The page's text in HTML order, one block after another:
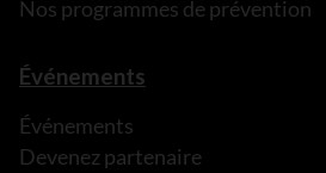
Nos programmes de prévention
Événements
Événements
Devenez partenaire